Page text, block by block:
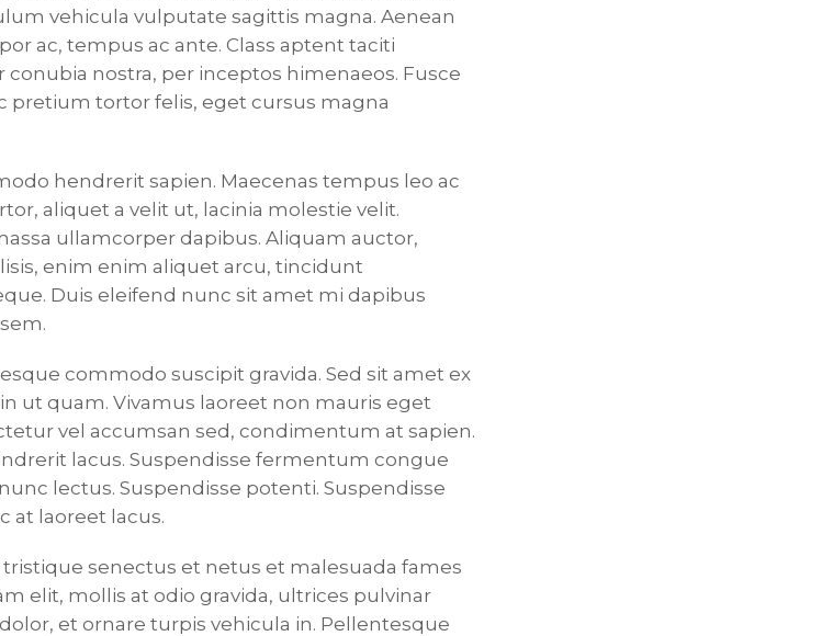
vehicula vulputate sagittis magna. Aenean
ac, tempus ac ante. Class aptent taciti
nostra, per inceptos himenaeos. Fusce
pretium tortor felis, eget cursus magna
hendrerit sapien. Maecenas tempus leo ac
aliquet a velit ut, lacinia molestie velit.
ullamcorper dapibus. Aliquam auctor,
enim enim aliquet arcu, tincidunt
Duis eleifend nunc sit amet mi dapibus
commodo suscipit gravida. Sed sit amet ex
ut quam. Vivamus laoreet non mauris eget
vel accumsan sed, condimentum at sapien.
lacus. Suspendisse fermentum congue
lectus. Suspendisse potenti. Suspendisse
at laoreet lacus.
senectus et netus et malesuada fames
elit, mollis at odio gravida, ultrices pulvinar
et ornare turpis vehicula in. Pellentesque